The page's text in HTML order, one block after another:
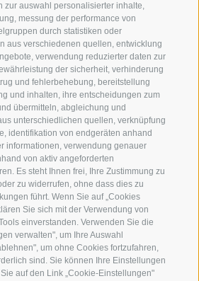
zur auswahl personalisierter inhalte,
messung der performance von
durch statistiken oder
aus verschiedenen quellen, entwicklung
verwendung reduzierter daten zur
der sicherheit, verhinderung
und fehlerbehebung, bereitstellung
und inhalten, ihre entscheidungen zum
übermitteln, abgleichung und
unterschiedlichen quellen, verknüpfung
identifikation von endgeräten anhand
informationen, verwendung genauer
von aktiv angeforderten
Es steht Ihnen frei, Ihre Zustimmung zu
zu widerrufen, ohne dass dies zu
führt. Wenn Sie auf „Cookies
Sie sich mit der Verwendung von
einverstanden. Verwenden Sie die
verwalten", um Ihre Auswahl
um ohne Cookies fortzufahren,
sind. Sie können Ihre Einstellungen
auf den Link „Cookie-Einstellungen"
Bag
Winterprogramm
Sommerprogramm